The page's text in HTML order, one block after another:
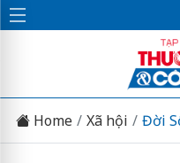
Home Xã hội Đời